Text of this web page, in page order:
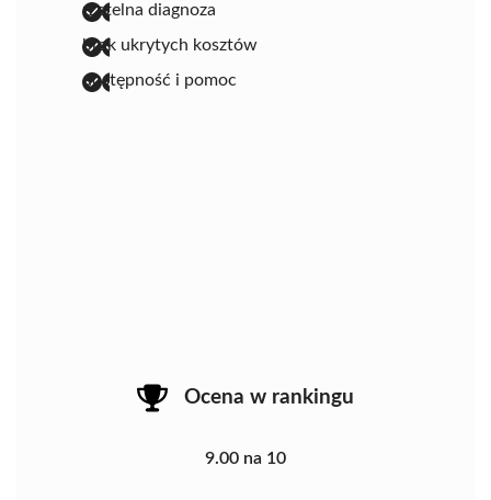
rzetelna diagnoza
brak ukrytych kosztów
dostępność i pomoc
Ocena w rankingu
9.00 na 10